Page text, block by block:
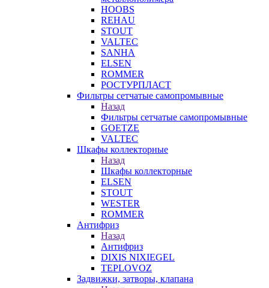
HOOBS
REHAU
STOUT
VALTEC
SANHA
ELSEN
ROMMER
РОСТУРПЛАСТ
Фильтры сетчатые самопромывные
Назад
Фильтры сетчатые самопромывные
GOETZE
VALTEC
Шкафы коллекторные
Назад
Шкафы коллекторные
ELSEN
STOUT
WESTER
ROMMER
Антифриз
Назад
Антифриз
DIXIS NIXIEGEL
TEPLOVOZ
Задвижки, затворы, клапана